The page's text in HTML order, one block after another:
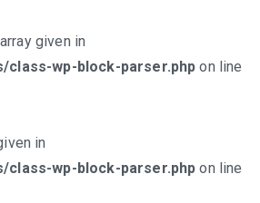
given in
class-wp-block-parser.php on line
in
class-wp-block-parser.php on line